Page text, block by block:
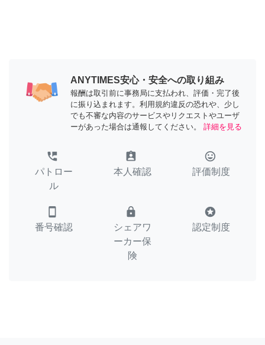
ANYTIMES安心・安全への取り組み
報酬は取引前に事務局に支払われ、評価・完了後
に振り込まれます。利用規約違反の恐れや、少し
でも不審な内容のサービスやリクエストやユーザ
ーがあった場合は通報してください。
詳細を見る
perm_phone_msg
パトロー
ル
assignment_ind
本人確認
tag_faces
評価制度
smartphone
番号確認
lock
シェアワ
ーカー保
険
stars
認定制度